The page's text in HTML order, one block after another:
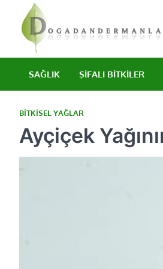
content
SAĞLIK ŞIFALI BITKILER
BITKISEL YAĞLAR
Ayçiçek